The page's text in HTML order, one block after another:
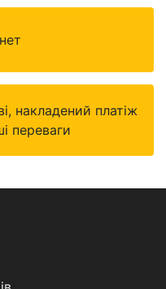
накладений платіж
переваги